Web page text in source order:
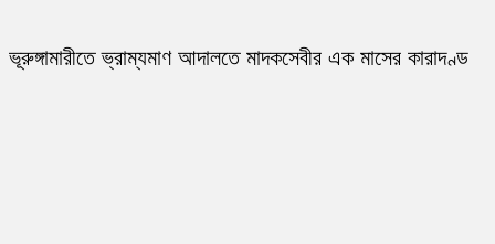
ভূরুঙ্গামারীতে ভ্রাম্যমাণ আদালতে মাদকসেবীর এক মাসের কারাদণ্ড